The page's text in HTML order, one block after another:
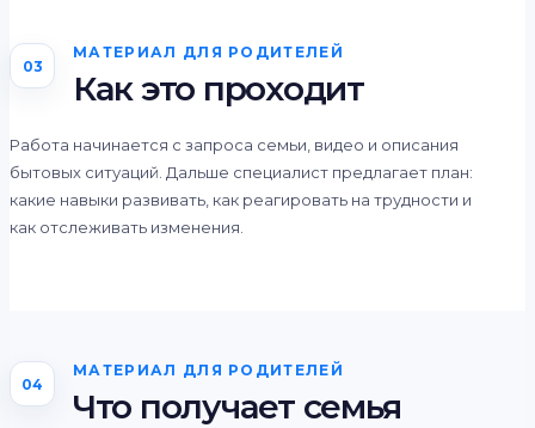
03
МАТЕРИАЛ ДЛЯ РОДИТЕЛЕЙ
Как это проходит
Работа начинается с запроса семьи, видео и описания
бытовых ситуаций. Дальше специалист предлагает план:
какие навыки развивать, как реагировать на трудности и
как отслеживать изменения.
04
МАТЕРИАЛ ДЛЯ РОДИТЕЛЕЙ
Что получает семья